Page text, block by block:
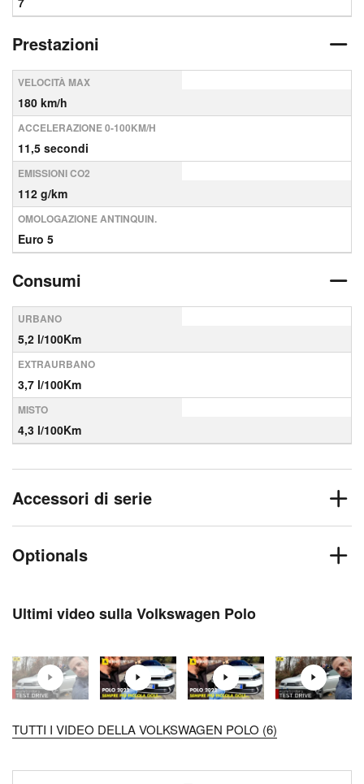
Prestazioni
VELOCITÀ MAX
180 km/h
ACCELERAZIONE 0-100KM/H
11,5 secondi
EMISSIONI CO2
112 g/km
OMOLOGAZIONE ANTINQUIN.
Euro 5
Consumi
URBANO
5,2 l/100Km
EXTRAURBANO
3,7 l/100Km
MISTO
4,3 l/100Km
Accessori di serie
Optionals
Ultimi video sulla Volkswagen Polo
TUTTI I VIDEO DELLA VOLKSWAGEN POLO (6)